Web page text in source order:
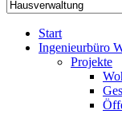
Start
Ingenieurbüro
Projekte